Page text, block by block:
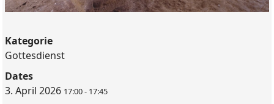
Kategorie
Gottesdienst
Dates
3. April 2026 17:00- 17:45